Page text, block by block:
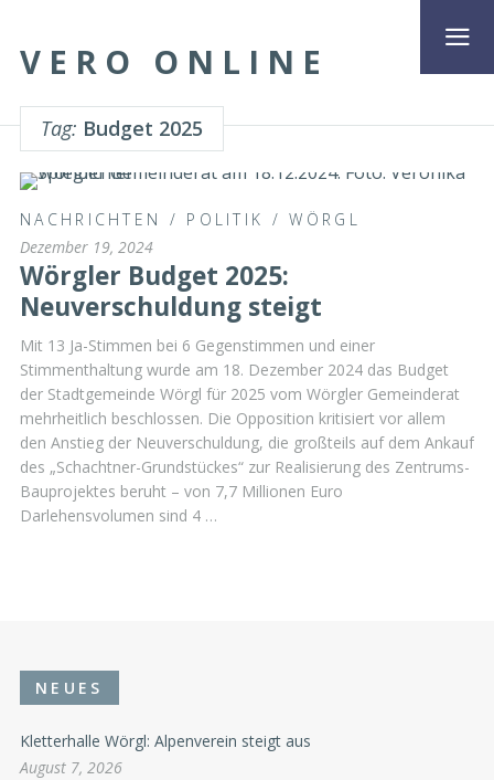
VERO ONLINE
Tag: Budget 2025
NACHRICHTEN / POLITIK /WÖRGL
Dezember 19, 2024
Wörgler Budget 2025:
Neuverschuldung steigt
Mit 13 Ja-Stimmen bei 6 Gegenstimmen und einer
Stimmenthaltung wurde am 18. Dezember 2024 das Budget
der Stadtgemeinde Wörgl für 2025 vom Wörgler Gemeinderat
mehrheitlich beschlossen. Die Opposition kritisiert vor allem
den Anstieg der Neuverschuldung, die großteils auf dem Ankauf
des „Schachtner-Grundstückes“ zur Realisierung des Zentrums-
Bauprojektes beruht – von 7,7 Millionen Euro
Darlehensvolumen sind 4 …
NEUES
Kletterhalle Wörgl: Alpenverein steigt aus
August 7, 2026